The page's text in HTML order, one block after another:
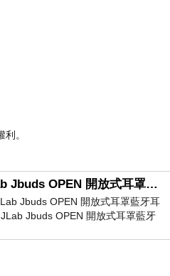
。
開箱｜JLab Jbuds OPEN 開放式耳罩藍牙耳機 - 設計美學，輕巧、透氣、環境音全物理達成！
Jbuds OPEN 開放式耳罩藍牙耳
Jbuds OPEN 開放式耳罩藍牙
常有特色，值得喜愛美型工